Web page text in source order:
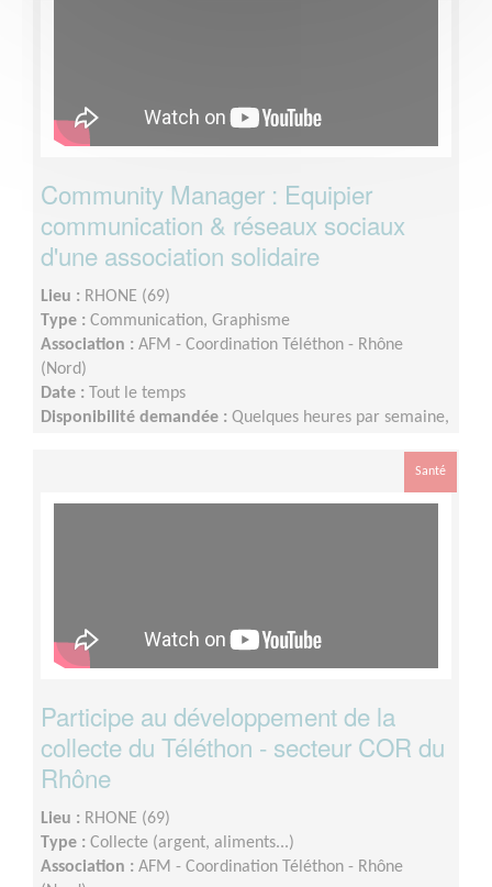
Community Manager : Equipier
communication & réseaux sociaux
d'une association solidaire
Lieu : RHONE (69)
Type : Communication, Graphisme
Association : AFM - Coordination Téléthon - Rhône
(Nord)
Date :
Tout le temps
Disponibilité demandée : Quelques heures par semaine,
Santé
Participe au développement de la
collecte du Téléthon - secteur COR du
Rhône
Lieu : RHONE (69)
Type : Collecte (argent, aliments...)
Association : AFM - Coordination Téléthon - Rhône